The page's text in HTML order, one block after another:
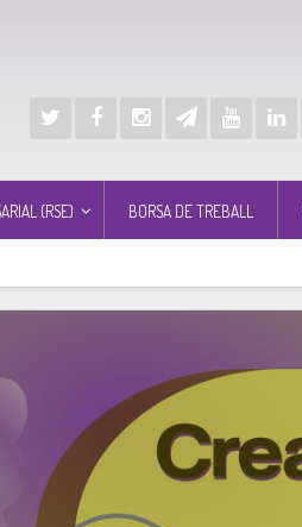
(RSE) BORSA DE TREBALL